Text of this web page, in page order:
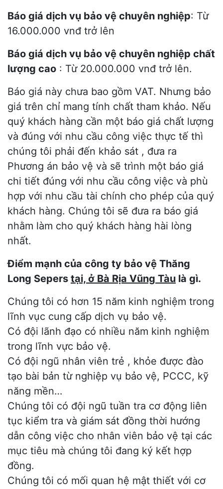
Báo giá dịch vụ bảo vệ chuyên nghiệp: Từ
16.000.000 vnđ trở lên
Báo giá dịch vụ bảo vệ chuyên nghiệp chất
lượng cao : Từ 20.000.000 vnđ trở lên.
Báo giá này chưa bao gồm VAT. Nhưng bảo
giá trên chỉ mang tính chất tham khảo. Nếu
quý khách hàng cần một báo giá chất lượng
và đúng với nhu cầu công việc thực tế thì
chúng tôi phải đến khảo sát , đưa ra
Phương án bảo vệ và sẽ trình một báo giá
chi tiết đúng với nhu cầu công việc và phù
hợp với nhu cầu tài chính cho phép của quý
khách hàng. Chúng tôi sẽ đưa ra báo giá
nhằm làm cho quý khách hàng hài lòng
nhất.
Điểm mạnh của công ty bảo vệ Thăng
Long Sepers tại, ở Bà Rịa Vũng Tàu là gì.
Chúng tôi có hơn 15 năm kinh nghiệm trong
lĩnh vục cung cấp dịch vụ bảo vệ.
Có đội lãnh đạo có nhiều năm kinh nghiệm
trong lĩnh vực bảo vệ.
Có đội ngũ nhân viên trẻ , khỏe được đào
tạo bài bản từ nghiệp vụ bảo vệ, PCCC, kỹ
năng mền…
Chúng tôi có đội ngũ tuần tra cơ động liên
tục kiểm tra và giám sát đồng thời hướng
dẫn công việc cho nhân viên bảo vệ tại các
mục tiêu mà chúng tôi đang ký kết hợp
đồng.
Chúng tôi có mối quan hệ mật thiết với cơ